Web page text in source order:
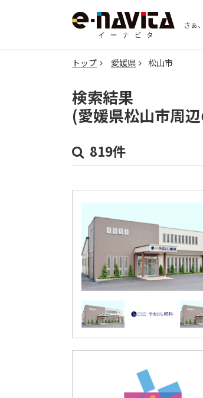
さぁ
トップ 愛媛県 松山市
検索結果
(愛媛県松山市周
819件